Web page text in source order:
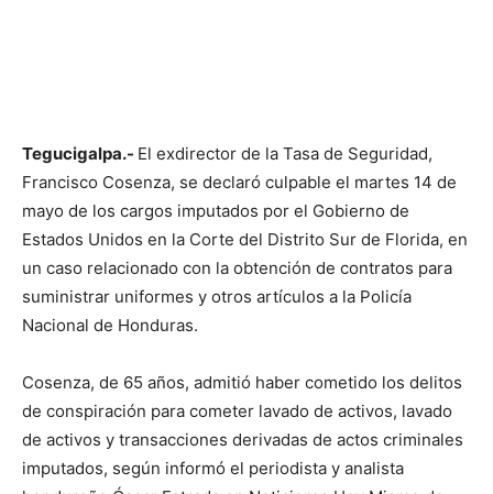
Tegucigalpa.- El exdirector de la Tasa de Seguridad,
Francisco Cosenza, se declaró culpable el martes 14 de
mayo de los cargos imputados por el Gobierno de
Estados Unidos en la Corte del Distrito Sur de Florida, en
un caso relacionado con la obtención de contratos para
suministrar uniformes y otros artículos a la Policía
Nacional de Honduras.
Cosenza, de 65 años, admitió haber cometido los delitos
de conspiración para cometer lavado de activos, lavado
de activos y transacciones derivadas de actos criminales
imputados, según informó el periodista y analista